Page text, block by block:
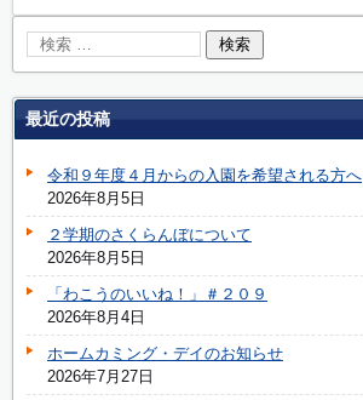
最近の投稿
令和９年度４月からの入園を希望される方へ
2026年8月5日
２学期のさくらんぼについて
2026年8月5日
「わこうのいいね！」＃２０９
2026年8月4日
ホームカミング・デイのお知らせ
2026年7月27日